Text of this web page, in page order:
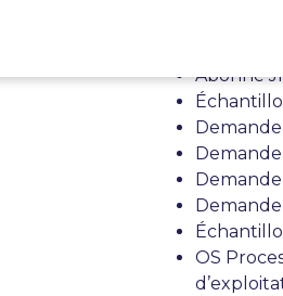
Abonné
Demande
OS